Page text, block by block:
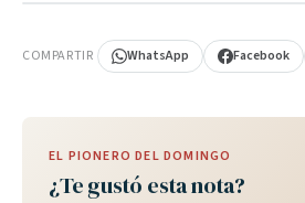
COMPARTIR WhatsApp Facebook
EL PIONERO DEL DOMINGO
¿Te gustó esta nota?